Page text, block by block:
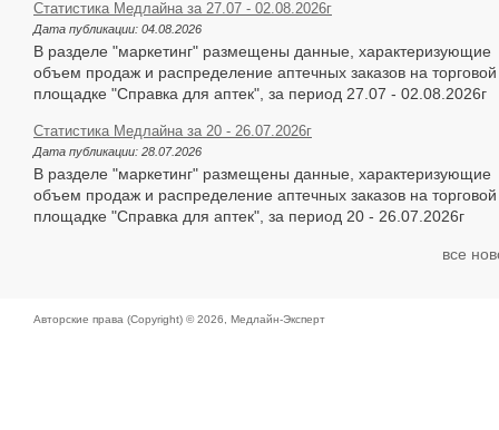
Статистика Медлайна за 27.07 - 02.08.2026г
Дата публикации: 04.08.2026
В разделе "маркетинг" размещены данные, характеризующие
объем продаж и распределение аптечных заказов на торговой
площадке "Справка для аптек", за период 27.07 - 02.08.2026г
Статистика Медлайна за 20 - 26.07.2026г
Дата публикации: 28.07.2026
В разделе "маркетинг" размещены данные, характеризующие
объем продаж и распределение аптечных заказов на торговой
площадке "Справка для аптек", за период 20 - 26.07.2026г
все
Авторские права (Copyright) © 2026, Медлайн-Эксперт